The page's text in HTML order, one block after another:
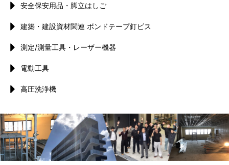
安全保安用品・脚立はしご
建築・建設資材関連 ボンドテープ釘ビス
測定/測量工具・レーザー機器
電動工具
高圧洗浄機